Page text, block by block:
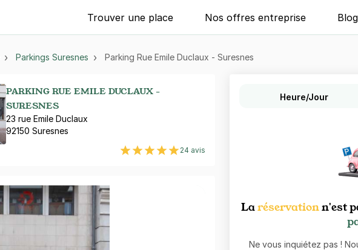
Trouver une place Nos offres entreprise Blog
Parkings Suresnes Parking Rue Emile Duclaux - Suresnes
PARKING RUE EMILE DUCLAUX -
SURESNES
23 rue Emile Duclaux
92150 Suresnes
24 avis
Heure/Jour
Laréservationn'est
Ne vous inquiétez pas !